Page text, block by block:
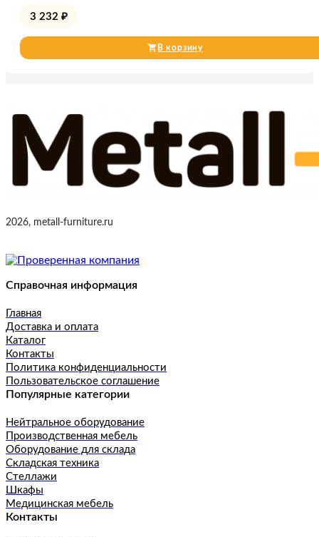
3 232 ₽
В корзину
2026, metall-furniture.ru
Справочная информация
Главная
Доставка и оплата
Каталог
Контакты
Политика конфиденциальности
Пользовательское соглашение
Популярные категории
Нейтральное оборудование
Производственная мебель
Оборудование для склада
Складская техника
Стеллажи
Шкафы
Медицинская мебель
Контакты